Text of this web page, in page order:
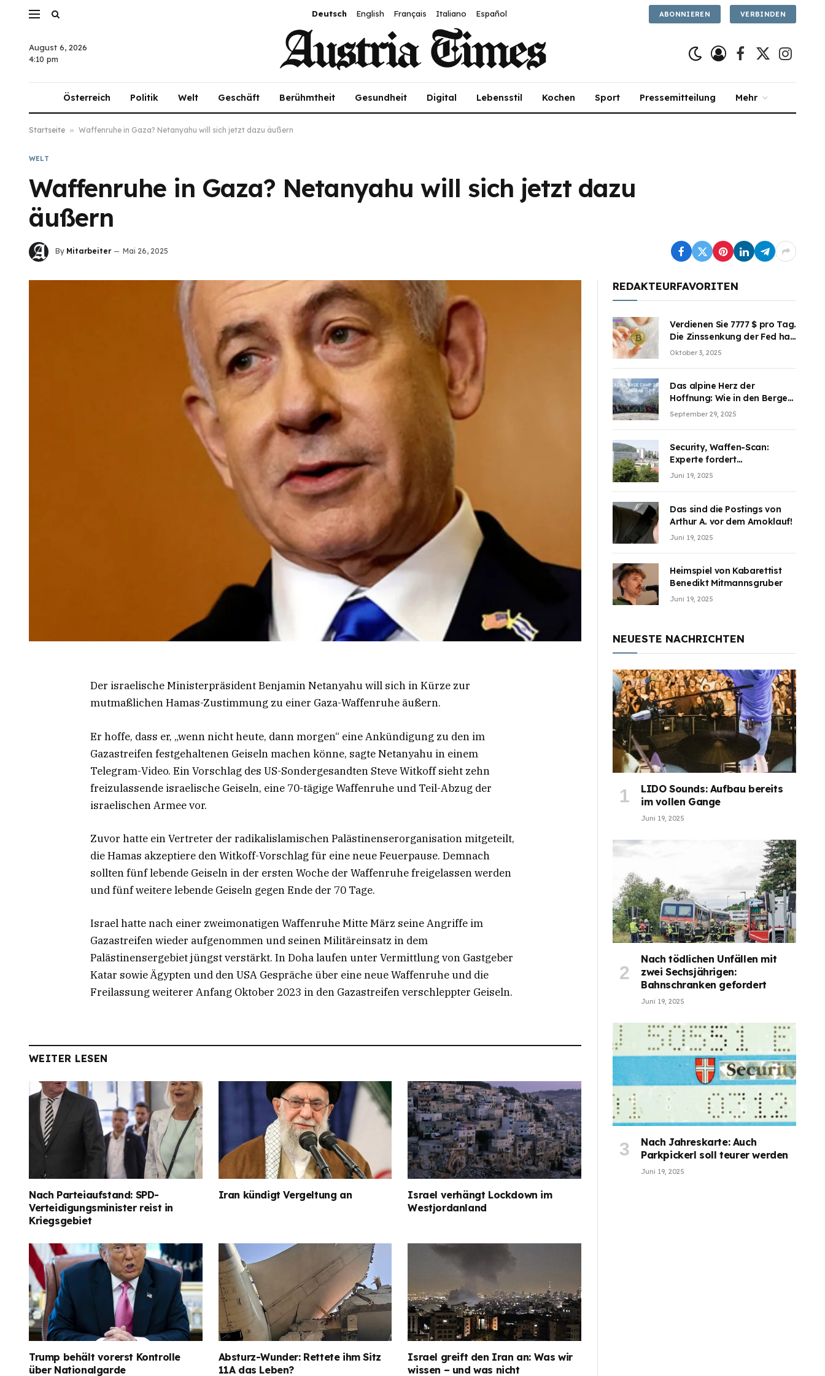
Deutsch English Français Italiano Español ABONNIEREN VERBINDEN
August 6, 2026
4:10 pm
Facebook
X
Österreich Politik Welt Geschäft Berühmtheit Gesundheit Digital Lebensstil Kochen Sport Pressemitteilung Mehr
Startseite » Waffenruhe in Gaza? Netanyahu will sich jetzt dazu äußern
WELT
Waffenruhe in Gaza? Netanyahu will sich jetzt dazu
äußern
By Mitarbeiter Mai 26, 2025
Der israelische Ministerpräsident Benjamin Netanyahu will sich in Kürze zur
mutmaßlichen Hamas-Zustimmung zu einer Gaza-Waffenruhe äußern.
Er hoffe, dass er, „wenn nicht heute, dann morgen“ eine Ankündigung zu den im
Gazastreifen festgehaltenen Geiseln machen könne, sagte Netanyahu in einem
Telegram-Video. Ein Vorschlag des US-Sondergesandten Steve Witkoff sieht zehn
freizulassende israelische Geiseln, eine 70-tägige Waffenruhe und Teil-Abzug der
israelischen Armee vor.
Zuvor hatte ein Vertreter der radikalislamischen Palästinenserorganisation mitgeteilt,
die Hamas akzeptiere den Witkoff-Vorschlag für eine neue Feuerpause. Demnach
sollten fünf lebende Geiseln in der ersten Woche der Waffenruhe freigelassen werden
und fünf weitere lebende Geiseln gegen Ende der 70 Tage.
Israel hatte nach einer zweimonatigen Waffenruhe Mitte März seine Angriffe im
Gazastreifen wieder aufgenommen und seinen Militäreinsatz in dem
Palästinensergebiet jüngst verstärkt. In Doha laufen unter Vermittlung von Gastgeber
Katar sowie Ägypten und den USA Gespräche über eine neue Waffenruhe und die
Freilassung weiterer Anfang Oktober 2023 in den Gazastreifen verschleppter Geiseln.
WEITER LESEN
Nach Parteiaufstand: SPD-
Verteidigungsminister reist in
Kriegsgebiet
Iran kündigt Vergeltung an
Israel verhängt Lockdown im
Westjordanland
Trump behält vorerst Kontrolle
über Nationalgarde
Absturz-Wunder: Rettete ihm Sitz
11A das Leben?
Israel greift den Iran an: Was wir
wissen – und was nicht
REDAKTEURFAVORITEN
Verdienen Sie 7777 $ pro Tag.
Die Zinssenkung der Fed hat
die Aufmerksamkeit des
teilzuhaben
Oktober 3, 2025
Das alpine Herz der
Hoffnung: Wie in den Bergen
Österreichs die unsichtbaren
September 29, 2025
Security, Waffen-Scan:
Experte fordert
Sicherheitsdiskussion an
Juni 19, 2025
Das sind die Postings von
Arthur A. vor dem Amoklauf!
Juni 19, 2025
Heimspiel von Kabarettist
Benedikt Mitmannsgruber
Juni 19, 2025
NEUESTE NACHRICHTEN
LIDO Sounds: Aufbau bereits
im vollen Gange
Juni 19, 2025
Nach tödlichen Unfällen mit
zwei Sechsjährigen:
Bahnschranken gefordert
Juni 19, 2025
Nach Jahreskarte: Auch
Parkpickerl soll teurer werden
Juni 19, 2025